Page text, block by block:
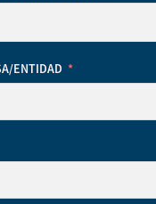
ENTIDAD